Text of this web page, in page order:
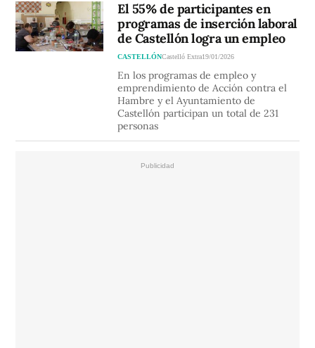
El 55% de participantes en
programas de inserción laboral
de Castellón logra un empleo
CASTELLÓNCastelló Extra19/01/2026
En los programas de empleo y
emprendimiento de Acción contra el
Hambre y el Ayuntamiento de
Castellón participan un total de 231
personas